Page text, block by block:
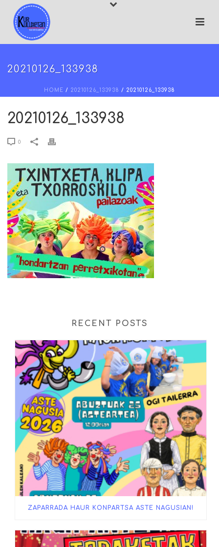
20210126_133938
HOME / 20210126_133938 / 20210126_133938
20210126_133938
0
RECENT POSTS
ZAPARRADA HAUR KONPARTSA ASTE NAGUSIAN!